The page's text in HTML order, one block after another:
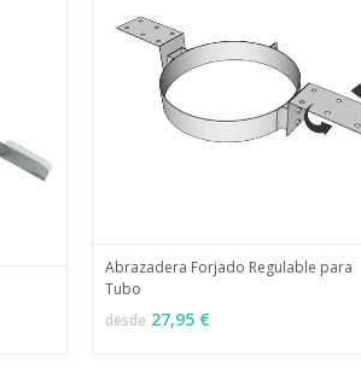
VER OPCIONES
Abrazadera Forjado Regulable para
Tubo
desde 27,95 €